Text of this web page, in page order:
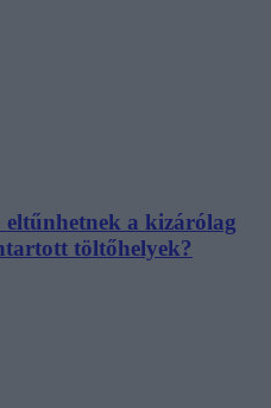
a kizárólag
töltőhelyek?